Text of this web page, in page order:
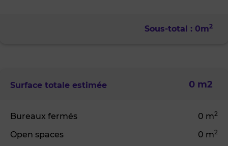
Sous-total : 0m2
Surface totale estimée 0 m2
Bureaux fermés 0 m2
Open spaces 0 m2